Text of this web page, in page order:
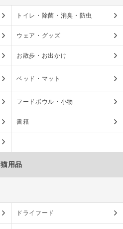
トイレ・除菌・消臭・防虫
ウェア・グッズ
お散歩・お出かけ
ベッド・マット
フードボウル・小物
書籍
猫用品
ドライフード